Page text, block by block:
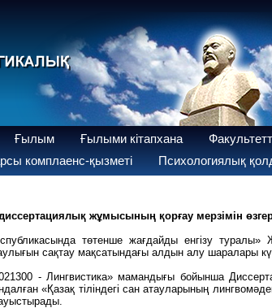
Ғылым Ғылыми кітапхана
комплаенс-қызметі Психологиялық
жұмысының қорғау мерзімін
төтенше жағдайды енгізу
сақтау мақсатындағы алдын алу шаралары
- Лингвистика» мамандығы бойынша
«Қазақ тіліндегі сан атауларының